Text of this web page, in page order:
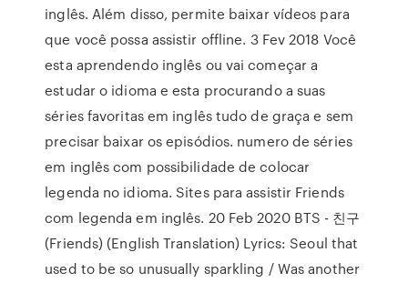
inglês. Além disso, permite baixar vídeos para
que você possa assistir offline. 3 Fev 2018 Você
esta aprendendo inglês ou vai começar a
estudar o idioma e esta procurando a suas
séries favoritas em inglês tudo de graça e sem
precisar baixar os episódios. numero de séries
em inglês com possibilidade de colocar
legenda no idioma. Sites para assistir Friends
com legenda em inglês. 20 Feb 2020 BTS - 친구
(Friends) (English Translation) Lyrics: Seoul that
used to be so unusually sparkling / Was another